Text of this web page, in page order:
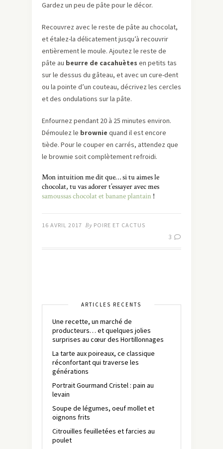
Gardez un peu de pâte pour le décor.
Recouvrez avec le reste de pâte au chocolat,
et étalez-la délicatement jusqu’à recouvrir
entièrement le moule. Ajoutez le reste de
pâte au beurre de cacahuètes en petits tas
sur le dessus du gâteau, et avec un cure-dent
ou la pointe d’un couteau, décrivez les cercles
et des ondulations sur la pâte.
Enfournez pendant 20 à 25 minutes environ.
Démoulez le brownie quand il est encore
tiède. Pour le couper en carrés, attendez que
le brownie soit complètement refroidi.
Mon intuition me dit que… si tu aimes le
chocolat, tu vas adorer t’essayer avec mes
samoussas chocolat et banane plantain !
16 AVRIL 2017 By POIRE ET CACTUS
3
ARTICLES RÉCENTS
Une recette, un marché de
producteurs… et quelques jolies
surprises au cœur des Hortillonnages
La tarte aux poireaux, ce classique
réconfortant qui traverse les
générations
Portrait Gourmand Cristel : pain au
levain
Soupe de légumes, oeuf mollet et
oignons frits
Citrouilles feuilletées et farcies au
poulet